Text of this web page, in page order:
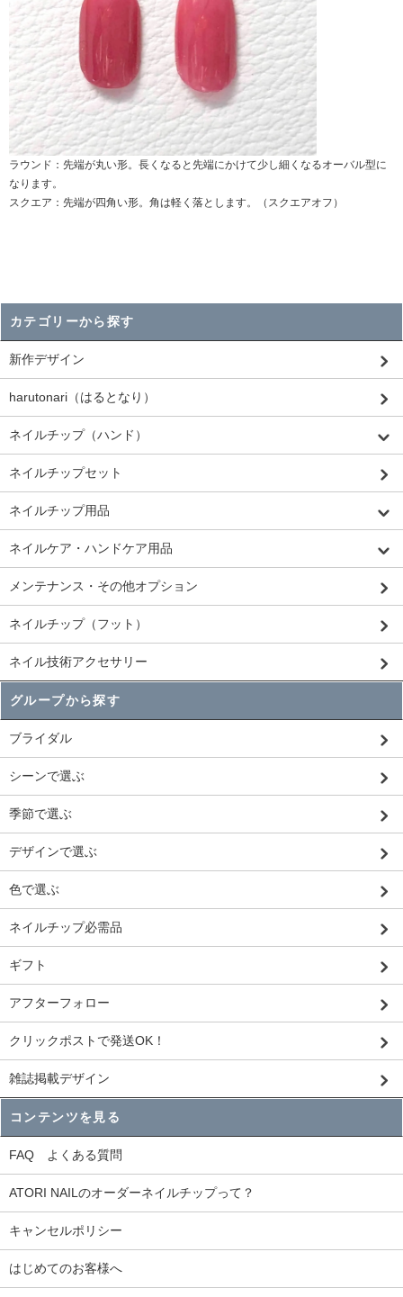
ラウンド：先端が丸い形。長くなると先端にかけて少し細くなるオーバル型に
なります。
スクエア：先端が四角い形。角は軽く落とします。（スクエアオフ）
カテゴリーから探す
新作デザイン
harutonari（はるとなり）
ネイルチップ（ハンド）
ネイルチップセット
ネイルチップ用品
ネイルケア・ハンドケア用品
メンテナンス・その他オプション
ネイルチップ（フット）
ネイル技術アクセサリー
グループから探す
ブライダル
シーンで選ぶ
季節で選ぶ
デザインで選ぶ
色で選ぶ
ネイルチップ必需品
ギフト
アフターフォロー
クリックポストで発送OK！
雑誌掲載デザイン
コンテンツを見る
FAQ よくある質問
ATORI NAILのオーダーネイルチップって？
キャンセルポリシー
はじめてのお客様へ